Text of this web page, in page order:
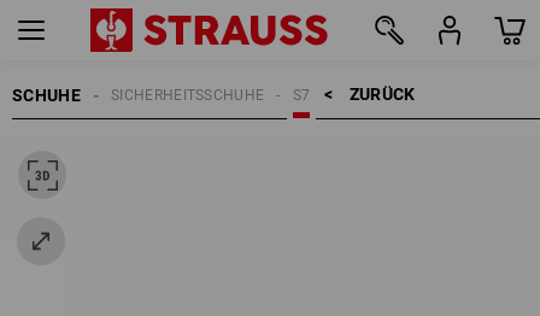
SCHUHE ZURÜCK    >
S7
SICHERHEITSSCHUHE